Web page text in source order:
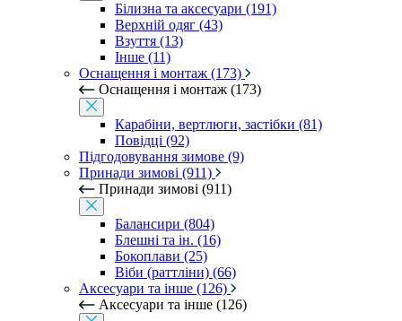
Білизна та аксесуари (191)
Верхній одяг (43)
Взуття (13)
Інше (11)
Оснащення і монтаж (173)
Оснащення і монтаж (173)
Карабіни, вертлюги, застібки (81)
Повідці (92)
Підгодовування зимове (9)
Принади зимові (911)
Принади зимові (911)
Балансири (804)
Блешні та ін. (16)
Бокоплави (25)
Віби (раттліни) (66)
Аксесуари та інше (126)
Аксесуари та інше (126)